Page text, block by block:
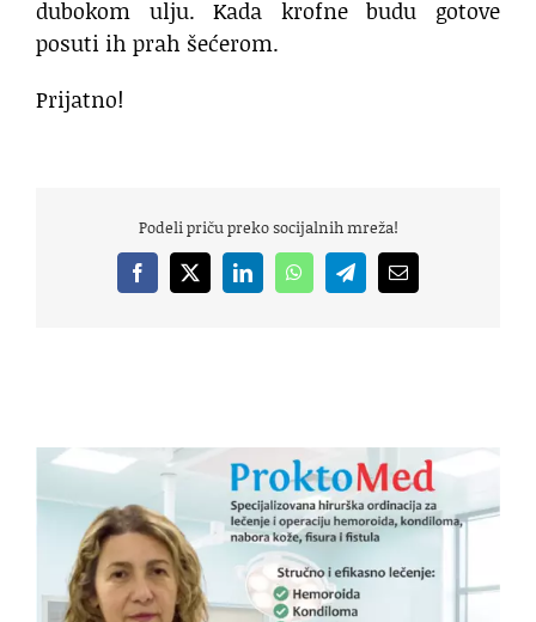
dubokom ulju. Kada krofne budu gotove
posuti ih prah šećerom.
Prijatno!
Podeli priču preko socijalnih mreža!
Facebook
X LinkedInWhatsAppTelegramEmail